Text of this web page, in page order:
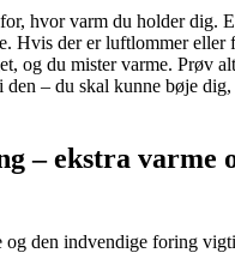
hvor varm du holder dig.
Hvis der er luftlommer eller
og du mister varme. Prøv
– du skal kunne bøje dig,
– ekstra varme
og den indvendige foring